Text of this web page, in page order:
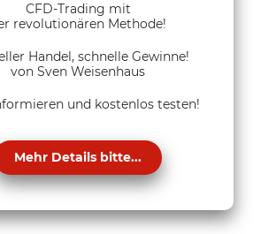
CFD-Trading mit
revolutionären Methode!
Handel, schnelle Gewinne!
von Sven Weisenhaus
und kostenlos testen!
Mehr Details bitte...